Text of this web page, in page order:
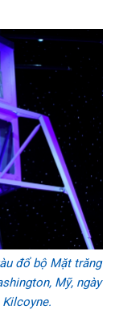
đổ bộ Mặt trăng
Mỹ, ngày